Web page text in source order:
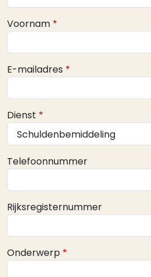
Voornam
E-mailadres
Dienst
Telefoonnummer
Rijksregisternummer
Onderwerp